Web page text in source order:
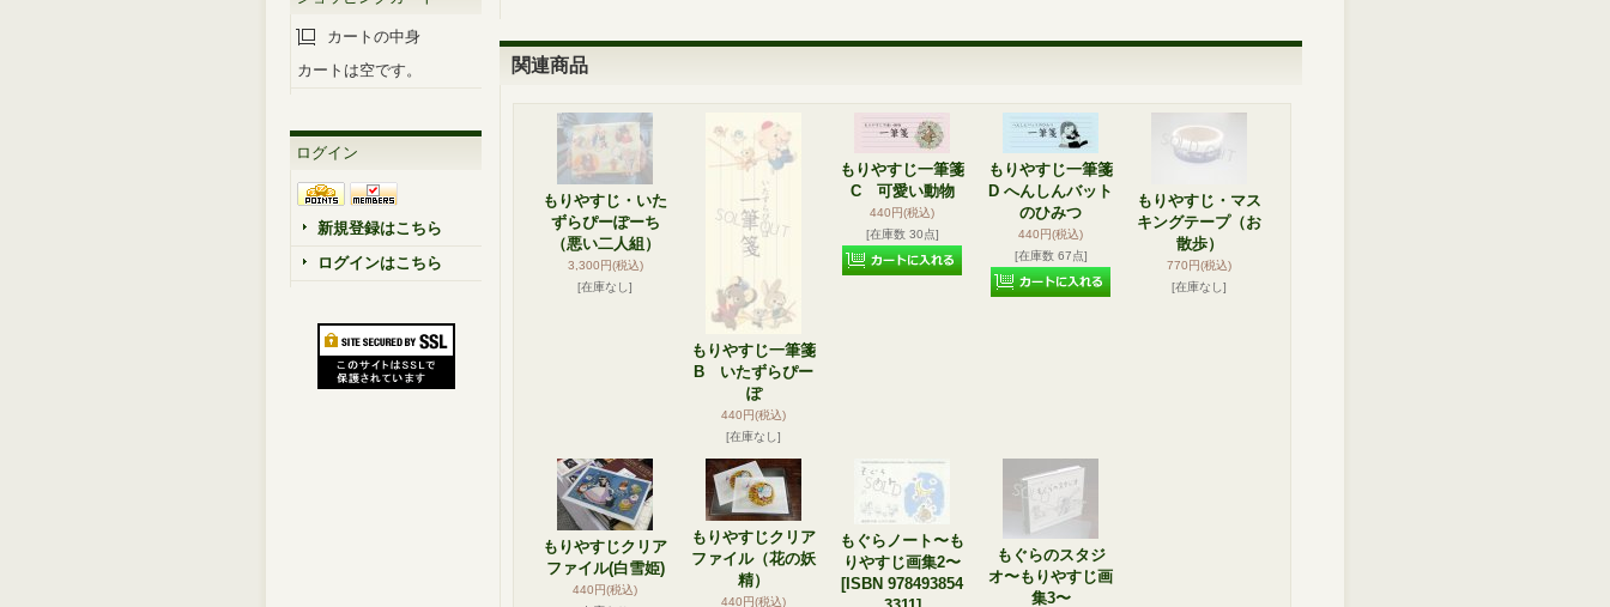
カートの中身
カートは空です。
ログイン
新規登録はこちら
ログインはこちら
関連商品
もりやすじ・いた
ずらぴーぽーち
（悪い二人組）
3,300円(税込)
[在庫なし]
もりやすじ一筆箋
B いたずらぴー
ぽ
440円(税込)
[在庫なし]
もりやすじ一筆箋
C 可愛い動物
440円(税込)
[在庫数 30点]
もりやすじ一筆箋
D へんしんバット
のひみつ
440円(税込)
[在庫数 67点]
もりやすじ・マス
キングテープ（お
散歩）
770円(税込)
[在庫なし]
もりやすじクリア
ファイル(白雪姫)
440円(税込)
もりやすじクリア
ファイル（花の妖
精）
440円(税込)
もぐらノート〜も
りやすじ画集2〜
[ISBN 978493854
もぐらのスタジ
オ〜もりやすじ画
集3〜